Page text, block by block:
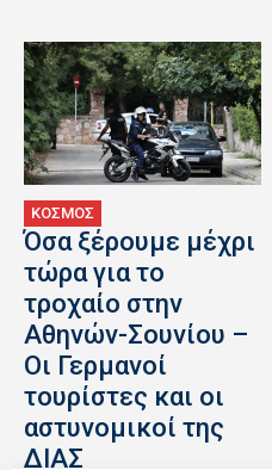
ΚΟΣΜΟΣ
Όσα ξέρουμε μέχρι
τώρα για το
τροχαίο στην
Αθηνών-Σουνίου –
Οι Γερμανοί
τουρίστες και οι
αστυνομικοί της
ΔΙΑΣ